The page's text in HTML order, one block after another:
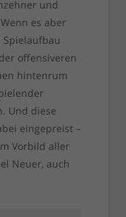
und
es aber
offensiveren
hintenrum
Und diese
eingepreist –
Vorbild aller
Neuer, auch